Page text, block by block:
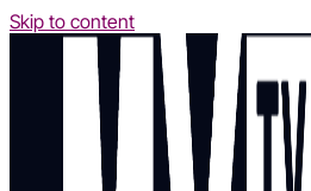
Skip to content